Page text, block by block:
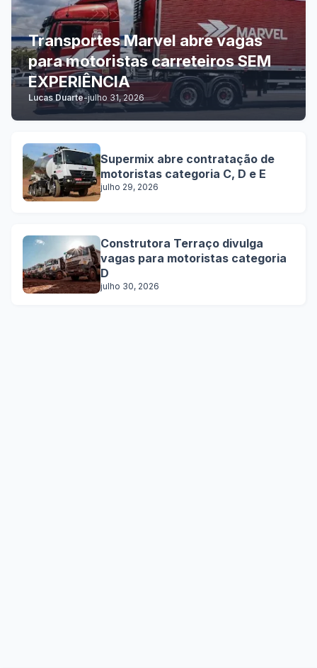
Transportes Marvel abre vagas
para motoristas carreteiros SEM
EXPERIÊNCIA
Lucas Duarte-julho 31, 2026
Supermix abre contratação de
motoristas categoria C, D e E
julho 29, 2026
Construtora Terraço divulga
vagas para motoristas categoria
D
julho 30, 2026